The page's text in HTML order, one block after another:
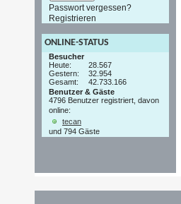
Passwort vergessen?
Registrieren
ONLINE-STATUS
Besucher
Heute:
28.567
Gestern:
32.954
Gesamt:
42.733.166
Benutzer & Gäste
4796 Benutzer registriert, davon
online:
tecan
und 794 Gäste